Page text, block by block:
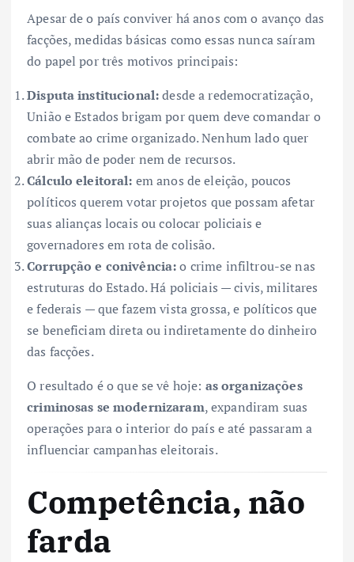
Apesar de o país conviver há anos com o avanço das
facções, medidas básicas como essas nunca saíram
do papel por três motivos principais:
Disputa institucional:desde a redemocratização,
União e Estados brigam por quem deve comandar o
combate ao crime organizado. Nenhum lado quer
abrir mão de poder nem de recursos.
Cálculo eleitoral: em anos de eleição, poucos
políticos querem votar projetos que possam afetar
suas alianças locais ou colocar policiais e
governadores em rota de colisão.
Corrupção e conivência:o crime infiltrou-se nas
estruturas do Estado. Há policiais — civis, militares
e federais — que fazem vista grossa, e políticos que
se beneficiam direta ou indiretamente do dinheiro
das facções.
O resultado é o que se vê hoje: as organizações
criminosas se modernizaram, expandiram suas
operações para o interior do país e até passaram a
influenciar campanhas eleitorais.
Competência, não
farda